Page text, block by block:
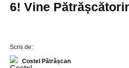
6! Vine
Scris de:
Costel Pătrășcan